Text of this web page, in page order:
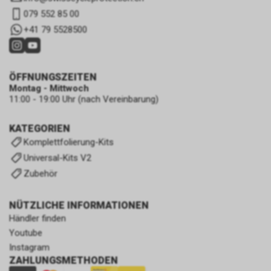
079 552 85 00
+41 79 5528500
KATEGORIEN
Komplettfolierung-Kits
Universal-Kits V2
Zubehör
NÜTZLICHE INFORMATIONEN
Händler finden
Youtube
Instagram
ZAHLUNGSMETHODEN
ÖFFNUNGSZEITEN
Montag - Mittwoch
11:00 - 19:00 Uhr (nach Vereinbarung)